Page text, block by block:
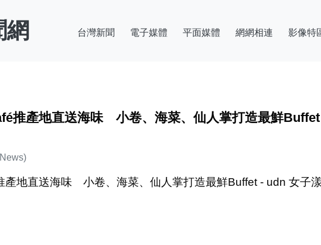
網 台灣新聞 電子媒體 平面媒體 網網相連 影像特
推產地直送海味 小卷、海菜、仙人掌打造最鮮
產地直送海味 小卷、海菜、仙人掌打造最鮮Buffet - udn 女子漾